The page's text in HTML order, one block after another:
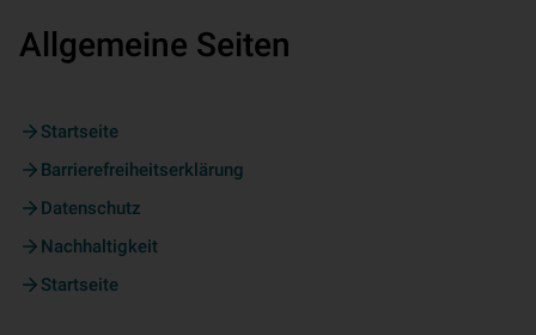
Allgemeine Seiten
Startseite
Barrierefreiheitserklärung
Datenschutz
Nachhaltigkeit
Startseite